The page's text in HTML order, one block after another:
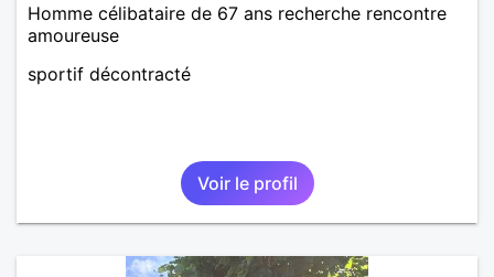
Homme célibataire de 67 ans recherche rencontre
amoureuse
sportif décontracté
Voir le profil